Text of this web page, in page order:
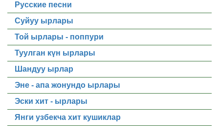
Русские песни
Суйуу ырлары
Той ырлары - поппури
Туулган күн ырлары
Шандуу ырлар
Эне - апа жонундо ырлары
Эски хит - ырлары
Янги узбекча хит кушиклар